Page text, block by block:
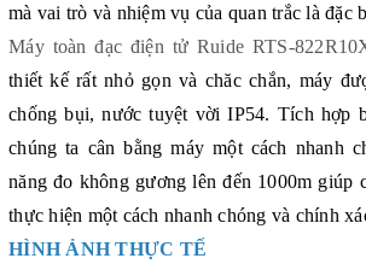
mà vai trò và nhiệm vụ của quan trắc là đặc
Máy toàn đạc điện tử Ruide RTS-
thiết kế rất nhỏ gọn và chăc chắn, máy
chống bụi, nước tuyệt vời IP54. Tích hợp
chúng ta cân bằng máy một cách nhanh
năng đo không gương lên đến 1000m giúp
thực hiện một cách nhanh chóng và chính
HÌNH ẢNH THỰC TẾ